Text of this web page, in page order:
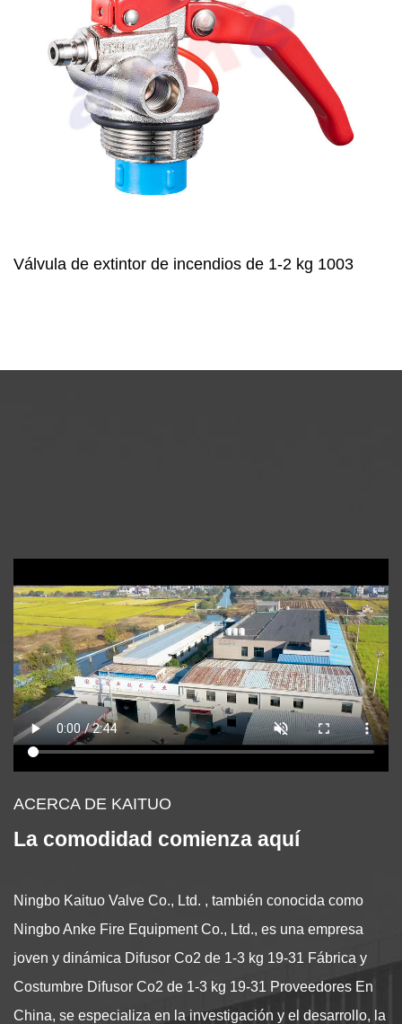
Válvula de extintor de incendios de 1-2 kg 1003
ACERCA DE KAITUO
La comodidad comienza aquí
Ningbo Kaituo Valve Co., Ltd. , también conocida como
Ningbo Anke Fire Equipment Co., Ltd., es una empresa
joven y dinámica Difusor Co2 de 1-3 kg 19-31 Fábrica y
Costumbre Difusor Co2 de 1-3 kg 19-31 Proveedores En
China, se especializa en la investigación y el desarrollo, la